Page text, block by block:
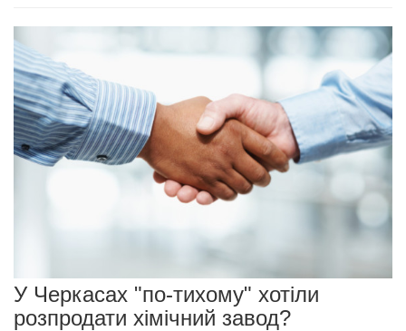
У Черкасах "по-тихому" хотіли
розпродати хімічний завод?